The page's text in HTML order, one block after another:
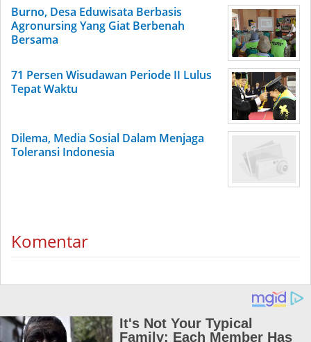
Burno, Desa Eduwisata Berbasis
Agronursing Yang Giat Berbenah
Bersama
71 Persen Wisudawan Periode II Lulus
Tepat Waktu
Dilema, Media Sosial Dalam Menjaga
Toleransi Indonesia
Komentar